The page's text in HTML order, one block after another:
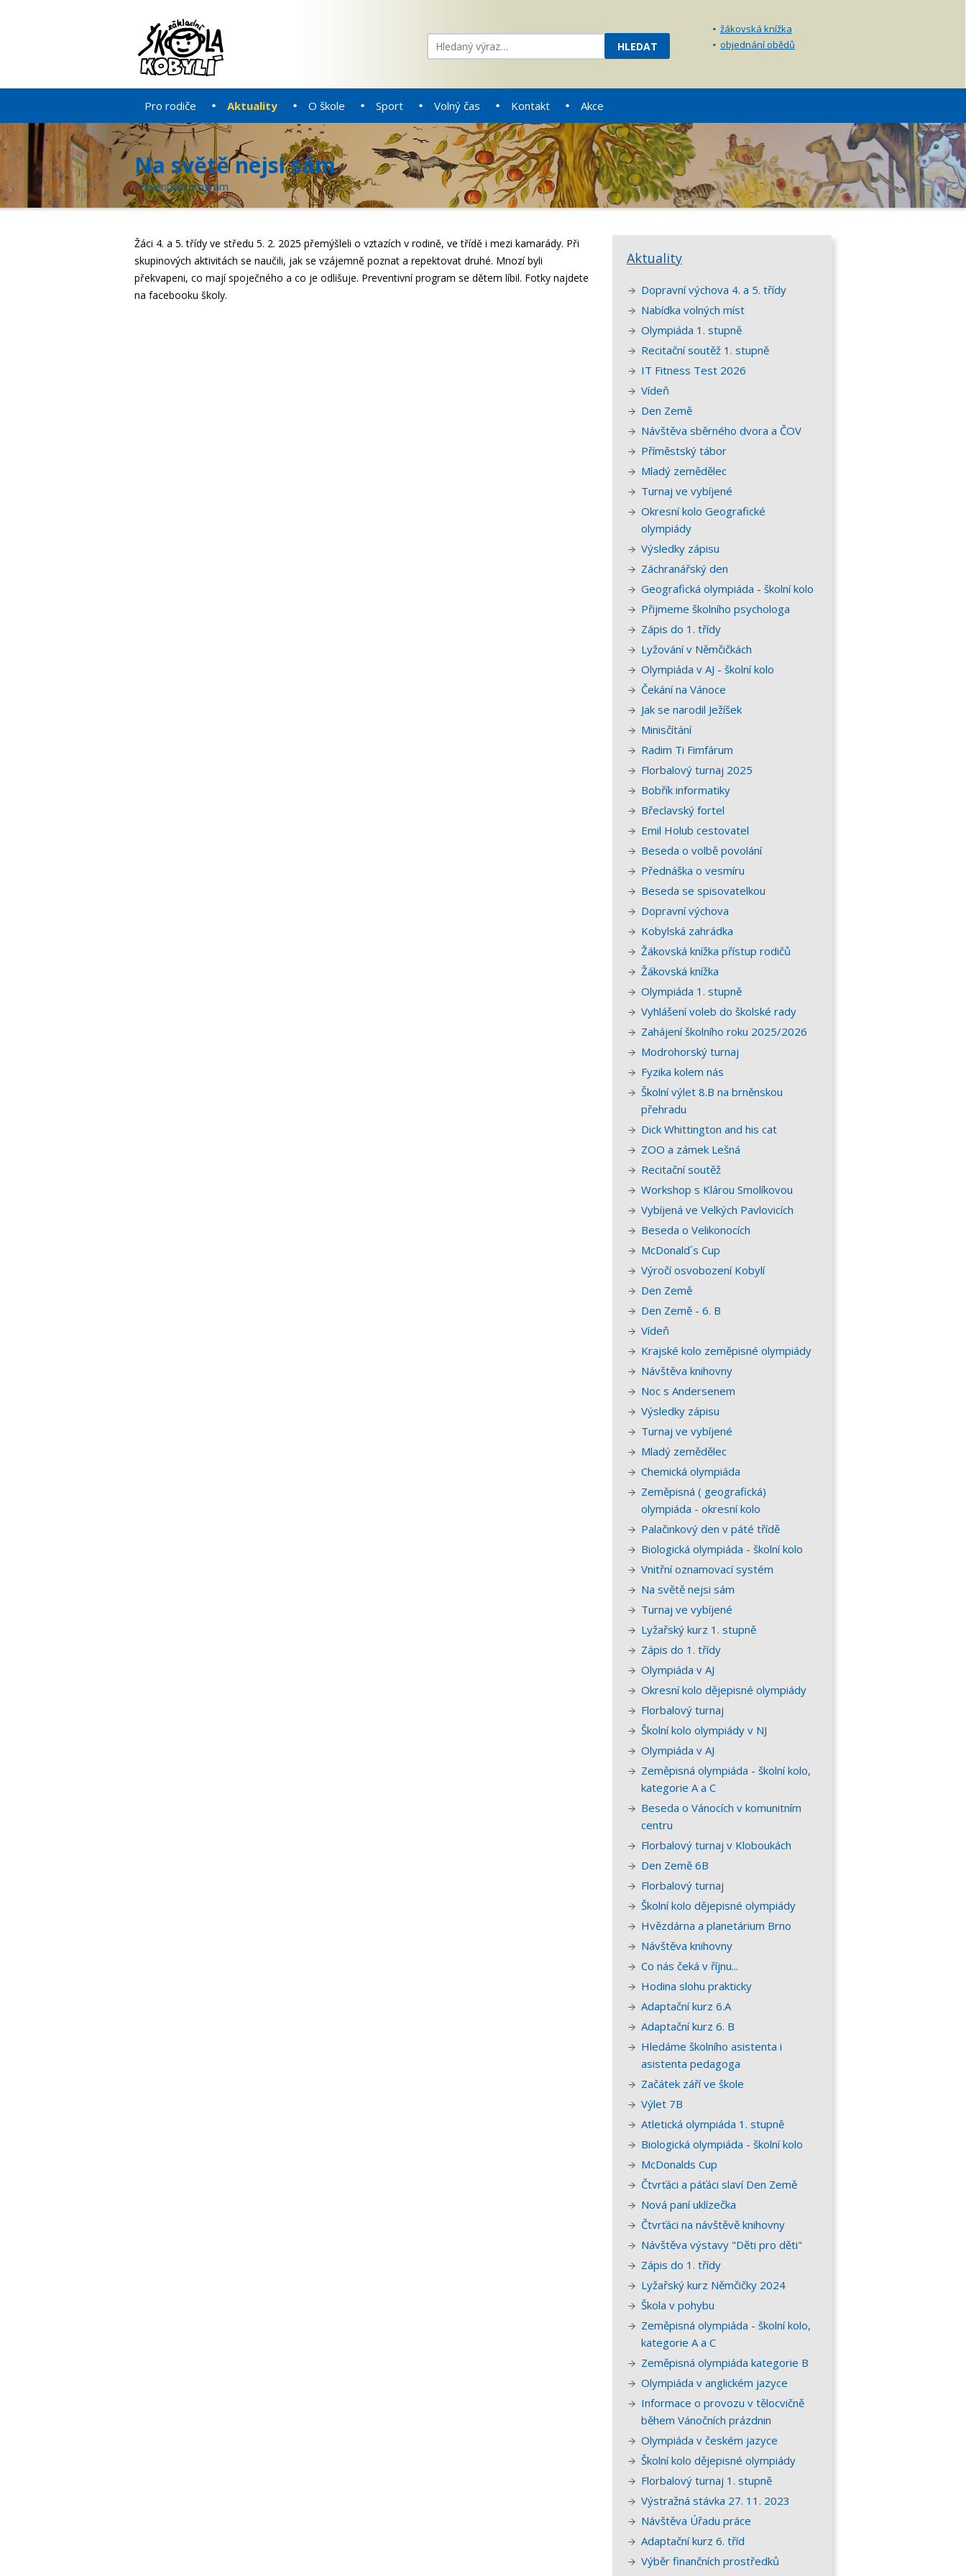
žákovská knížka
objednání obědů
Pro rodiče Aktuality O škole Sport Volný čas Kontakt Akce
Na světě nejsi sám
Preventivní program
Žáci 4. a 5. třídy ve středu 5. 2. 2025 přemýšleli o vztazích v rodině, ve třídě i mezi kamarády. Při
skupinových aktivitách se naučili, jak se vzájemně poznat a repektovat druhé. Mnozí byli
překvapeni, co mají spoječného a co je odlišuje. Preventivní program se dětem líbil. Fotky najdete
na facebooku školy.
Aktuality
Dopravní výchova 4. a 5. třídy
Nabídka volných míst
Olympiáda 1. stupně
Recitační soutěž 1. stupně
IT Fitness Test 2026
Vídeň
Den Země
Návštěva sběrného dvora a ČOV
Příměstský tábor
Mladý zemědělec
Turnaj ve vybíjené
Okresní kolo Geografické
olympiády
Výsledky zápisu
Záchranářský den
Geografická olympiáda - školní kolo
Přijmeme školního psychologa
Zápis do 1. třídy
Lyžování v Němčičkách
Olympiáda v AJ - školní kolo
Čekání na Vánoce
Jak se narodil Ježíšek
Minisčítání
Radim Ti Fimfárum
Florbalový turnaj 2025
Bobřík informatiky
Břeclavský fortel
Emil Holub cestovatel
Beseda o volbě povolání
Přednáška o vesmíru
Beseda se spisovatelkou
Dopravní výchova
Kobylská zahrádka
Žákovská knížka přístup rodičů
Žákovská knížka
Olympiáda 1. stupně
Vyhlášení voleb do školské rady
Zahájení školního roku 2025/2026
Modrohorský turnaj
Fyzika kolem nás
Školní výlet 8.B na brněnskou
přehradu
Dick Whittington and his cat
ZOO a zámek Lešná
Recitační soutěž
Workshop s Klárou Smolíkovou
Vybíjená ve Velkých Pavlovicích
Beseda o Velikonocích
McDonald´s Cup
Výročí osvobození Kobylí
Den Země
Den Země - 6. B
Vídeň
Krajské kolo zeměpisné olympiády
Návštěva knihovny
Noc s Andersenem
Výsledky zápisu
Turnaj ve vybíjené
Mladý zemědělec
Chemická olympiáda
Zeměpisná ( geografická)
olympiáda - okresní kolo
Palačinkový den v páté třídě
Biologická olympiáda - školní kolo
Vnitřní oznamovací systém
Na světě nejsi sám
Turnaj ve vybíjené
Lyžařský kurz 1. stupně
Zápis do 1. třídy
Olympiáda v AJ
Okresní kolo dějepisné olympiády
Florbalový turnaj
Školní kolo olympiády v NJ
Olympiáda v AJ
Zeměpisná olympiáda - školní kolo,
kategorie A a C
Beseda o Vánocích v komunitním
centru
Florbalový turnaj v Kloboukách
Den Země 6B
Florbalový turnaj
Školní kolo dějepisné olympiády
Hvězdárna a planetárium Brno
Návštěva knihovny
Co nás čeká v říjnu...
Hodina slohu prakticky
Adaptační kurz 6.A
Adaptační kurz 6. B
Hledáme školního asistenta i
asistenta pedagoga
Začátek září ve škole
Výlet 7B
Atletická olympiáda 1. stupně
Biologická olympiáda - školní kolo
McDonalds Cup
Čtvrťáci a páťáci slaví Den Země
Nová paní uklízečka
Čtvrťáci na návštěvě knihovny
Návštěva výstavy "Děti pro děti"
Zápis do 1. třídy
Lyžařský kurz Němčičky 2024
Škola v pohybu
Zeměpisná olympiáda - školní kolo,
kategorie A a C
Zeměpisná olympiáda kategorie B
Olympiáda v anglickém jazyce
Informace o provozu v tělocvičně
během Vánočních prázdnin
Olympiáda v českém jazyce
Školní kolo dějepisné olympiády
Florbalový turnaj 1. stupně
Výstražná stávka 27. 11. 2023
Návštěva Úřadu práce
Adaptační kurz 6. tříd
Výběr finančních prostředků